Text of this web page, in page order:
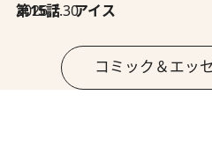
2026.7.30
第15話 アイス
コミック＆エッ